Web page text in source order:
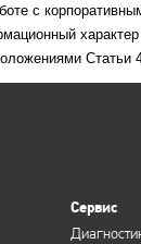
с
Статьи
Сервис